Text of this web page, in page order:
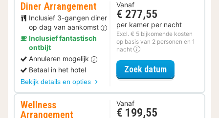
Diner Arrangement
Inclusief 3-gangen diner
op dag van aankomst
Inclusief fantastisch
ontbijt
Annuleren mogelijk
Betaal in het hotel
Bekijk details en opties
Vanaf
€ 277,55
per kamer per nacht
Excl. € 5 bijkomende kosten
op basis van 2 personen en 1
nacht
Zoek datumvoor Diner
Wellness
Arrangement
Vanaf
€ 199,55